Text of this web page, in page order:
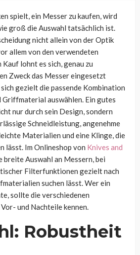
spielt, ein Messer zu kaufen, wird
groß die Auswahl tatsächlich ist.
nicht allein von der Optik
allem von den verwendeten
lohnt es sich, genau zu
Zweck das Messer eingesetzt
gezielt die passende Kombination
Griffmaterial auswählen. Ein gutes
nur durch sein Design, sondern
Schneidleistung, angenehme
Materialien und eine Klinge, die
lässt. Im Onlineshop von Knives and
breite Auswahl an Messern, bei
Filterfunktionen gezielt nach
suchen lässt. Wer ein
sollte die verschiedenen
und Nachteile kennen.
Robustheit